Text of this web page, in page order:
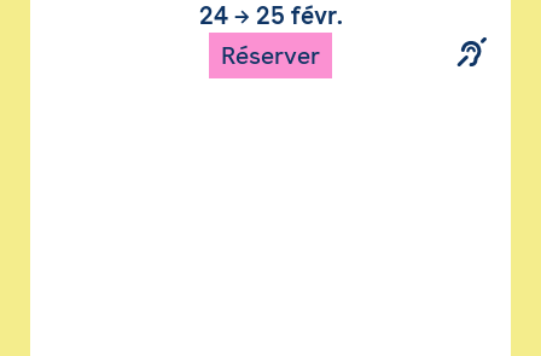
24→ 25 févr.
Réserver